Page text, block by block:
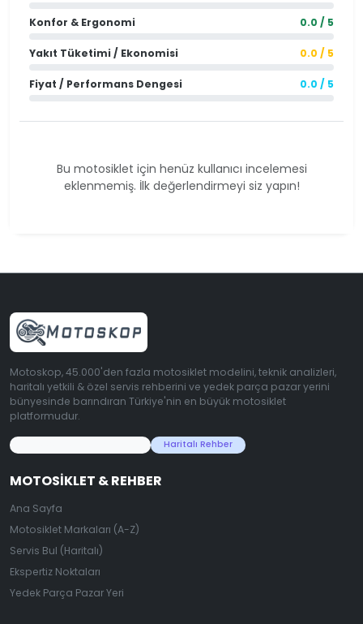
Konfor & Ergonomi 0.0 / 5
Yakıt Tüketimi / Ekonomisi 0.0 / 5
Fiyat / Performans Dengesi 0.0 / 5
Bu motosiklet için henüz kullanıcı incelemesi
eklenmemiş. İlk değerlendirmeyi siz yapın!
Motoskop, 45.000'den fazla motosiklet modelini, teknik analizleri,
haritalı yetkili & özel servis rehberini ve yedek parça pazar yerini
bünyesinde barındıran Türkiye'nin en büyük motosiklet
platformudur.
Haritalı Rehber
MOTOSIKLET & REHBER
Ana Sayfa
Motosiklet Markaları (A-Z)
Servis Bul (Haritalı)
Ekspertiz Noktaları
Yedek Parça Pazar Yeri